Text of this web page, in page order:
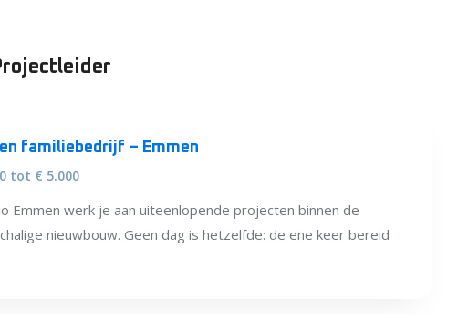
familiebedrijf – Emmen
tot € 5.000
Emmen werk je aan uiteenlopende projecten binnen de
nieuwbouw. Geen dag is hetzelfde: de ene keer bereid